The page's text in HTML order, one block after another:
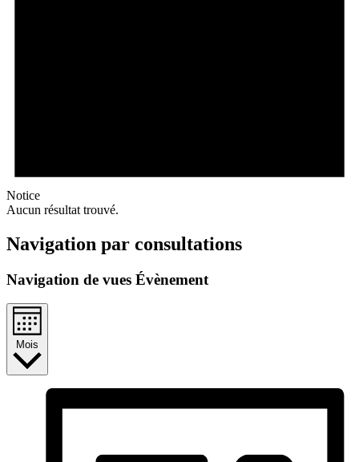
Notice
Aucun résultat trouvé.
Navigation par consultations
Navigation de vues Évènement
Mois